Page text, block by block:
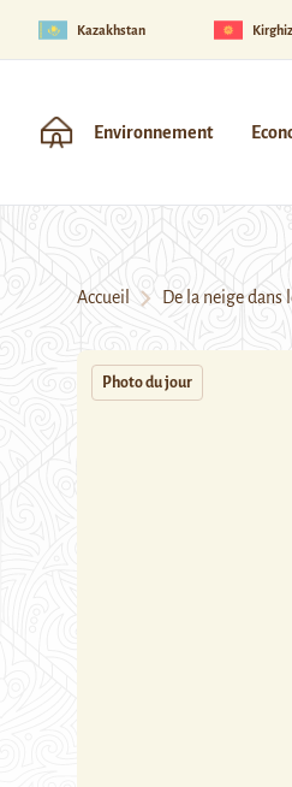
Kazakhstan
Environnement
Accueil De la neige dans
Photo du jour